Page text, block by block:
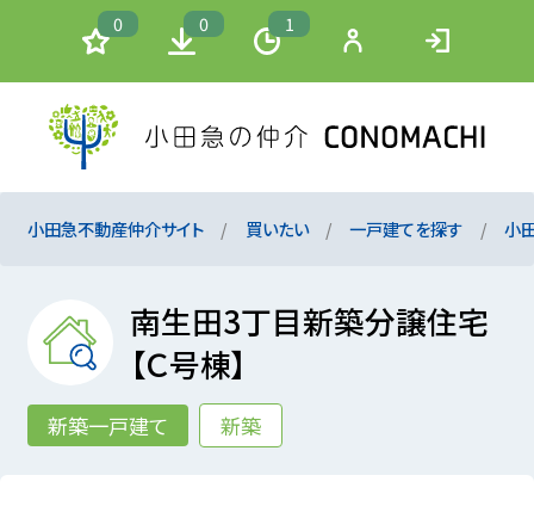
0 0 1
小田急不動産仲介サイト 買いたい 一戸建てを探す 小
南生田3丁目新築分譲住宅
【Ｃ号棟】
新築一戸建て 新築